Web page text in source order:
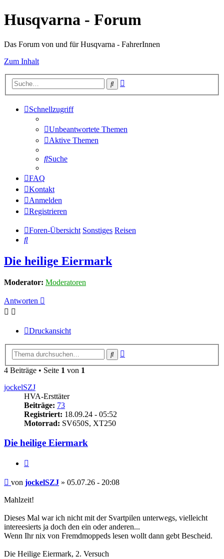
Husqvarna - Forum
Das Forum von und für Husqvarna - FahrerInnen
Zum Inhalt
Suche
Schnellzugriff
Unbeantwortete Themen
Aktive Themen
Suche
FAQ
Kontakt
Anmelden
Registrieren
Foren-Übersicht Sonstiges Reisen
Suche
Die heilige Eiermark
Moderator: Moderatoren
Antworten
Druckansicht
Suche
4 Beiträge • Seite 1 von 1
jockelSZJ
HVA-Ersttäter
Beiträge: 73
Registriert: 18.09.24 - 05:52
Motorrad: SV650S, XT250
Die heilige Eiermark
Beitrag
von jockelSZJ » 05.07.26 - 20:08
Mahlzeit!
Dieses Mal war ich nicht mit der Svartpilen unterwegs, vielleicht
intereesierts ja doch den ein oder anderen...
Wenn Ihr nix von Fremdmoppeds lesen wollt dann gebt Bescheid.
Die Heilige Eiermark, 2. Versuch